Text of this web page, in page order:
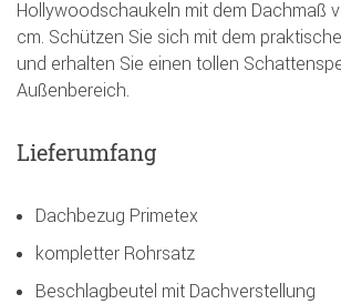
Hollywoodschaukeln mit dem Dachmaß
cm. Schützen Sie sich mit dem
und erhalten Sie einen tollen
Außenbereich.
Lieferumfang
Dachbezug Primetex
kompletter Rohrsatz
Beschlagbeutel mit Dachverstellung